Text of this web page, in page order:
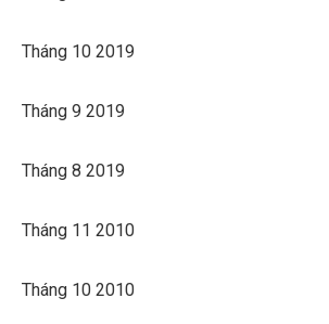
Tháng 10 2019
Tháng 9 2019
Tháng 8 2019
Tháng 11 2010
Tháng 10 2010